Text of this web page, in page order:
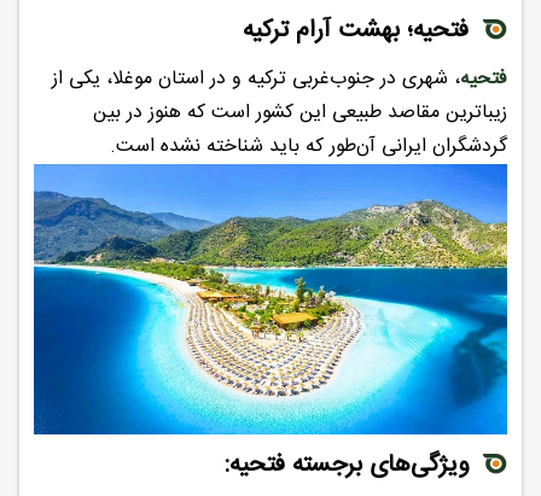
فتحیه؛ بهشت آرام ترکیه
فتحیه، شهری در جنوب‌غربی ترکیه و در استان موغلا، یکی از
زیباترین مقاصد طبیعی این کشور است که هنوز در بین
گردشگران ایرانی آن‌طور که باید شناخته نشده است.
ویژگی‌های برجسته فتحیه: